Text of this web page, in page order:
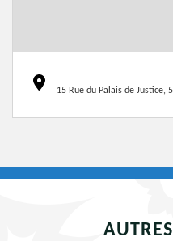
15 Rue du Palais de Justice,